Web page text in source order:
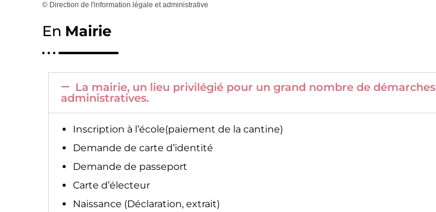
© Direction de l'information légale et administrative
En Mairie
La mairie, un lieu privilégié pour un grand nombre de démarches
administratives.
Inscription à l’école(paiement de la cantine)
Demande de carte d’identité
Demande de passeport
Carte d’électeur
Naissance (Déclaration, extrait)